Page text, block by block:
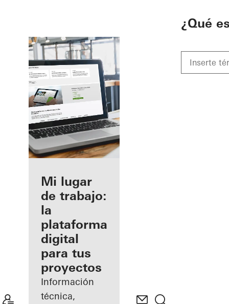
Beneficios
como
fabricante
registrado
Descubre
mi área
de
trabajo
Mi lugar
de trabajo:
la
plataforma
digital
para tus
proyectos
Información
técnica,
¿Qué